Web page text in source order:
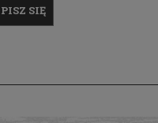
SIĘ